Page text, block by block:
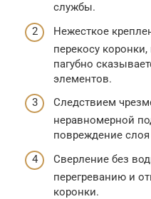
службы.
Нежесткое
перекосу
пагубно
элементов.
Следствием
неравномерной
повреждение
Сверление без
перегреванию и
коронки.